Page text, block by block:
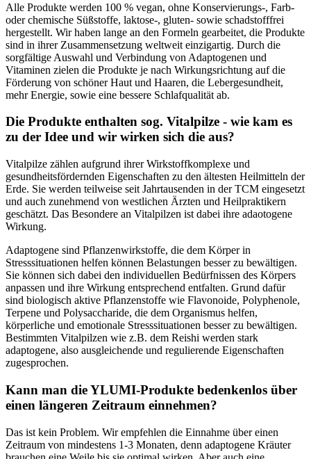
Alle Produkte werden 100 % vegan, ohne Konservierungs-, Farb-
oder chemische Süßstoffe, laktose-, gluten- sowie schadstofffrei
hergestellt. Wir haben lange an den Formeln gearbeitet, die Produkte
sind in ihrer Zusammensetzung weltweit einzigartig. Durch die
sorgfältige Auswahl und Verbindung von Adaptogenen und
Vitaminen zielen die Produkte je nach Wirkungsrichtung auf die
Förderung von schöner Haut und Haaren, die Lebergesundheit,
mehr Energie, sowie eine bessere Schlafqualität ab.
Die Produkte enthalten sog. Vitalpilze - wie kam es
zu der Idee und wir wirken sich die aus?
Vitalpilze zählen aufgrund ihrer Wirkstoffkomplexe und
gesundheitsfördernden Eigenschaften zu den ältesten Heilmitteln der
Erde. Sie werden teilweise seit Jahrtausenden in der TCM eingesetzt
und auch zunehmend von westlichen Ärzten und Heilpraktikern
geschätzt. Das Besondere an Vitalpilzen ist dabei ihre adaotogene
Wirkung.
Adaptogene sind Pflanzenwirkstoffe, die dem Körper in
Stresssituationen helfen können Belastungen besser zu bewältigen.
Sie können sich dabei den individuellen Bedürfnissen des Körpers
anpassen und ihre Wirkung entsprechend entfalten. Grund dafür
sind biologisch aktive Pflanzenstoffe wie Flavonoide, Polyphenole,
Terpene und Polysaccharide, die dem Organismus helfen,
körperliche und emotionale Stresssituationen besser zu bewältigen.
Bestimmten Vitalpilzen wie z.B. dem Reishi werden stark
adaptogene, also ausgleichende und regulierende Eigenschaften
zugesprochen.
Kann man die YLUMI-Produkte bedenkenlos über
einen längeren Zeitraum einnehmen?
Das ist kein Problem. Wir empfehlen die Einnahme über einen
Zeitraum von mindestens 1-3 Monaten, denn adaptogene Kräuter